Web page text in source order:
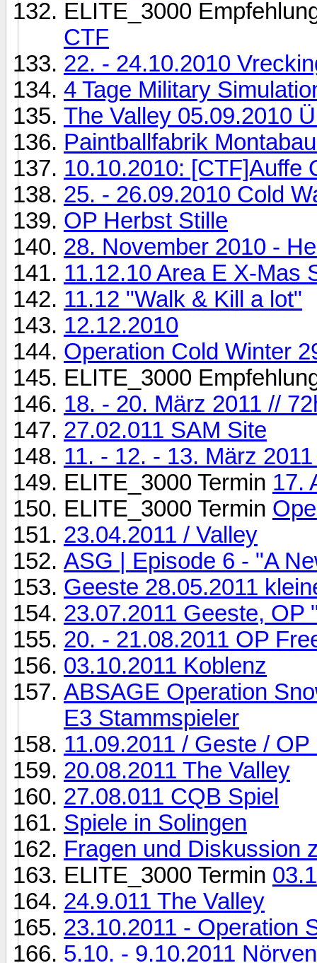
ELITE_3000
CTF
22. - 24.10.2010
4 Tage Military
The Valley 05.09.2010
Paintballfabrik
10.10.2010: [CTF]Auffe
25. - 26.09.2010 Cold
OP Herbst Stille
28. November 2010 -
11.12.10 Area E X-Mas
11.12 "Walk & Kill a lot"
12.12.2010
Operation Cold Winter
ELITE_3000
18. - 20. März 2011 //
27.02.011 SAM Site
11. - 12. - 13. März
ELITE_3000 Termin 17.
ELITE_3000 Termin
23.04.2011 / Valley
ASG | Episode 6 - "A
Geeste 28.05.2011
23.07.2011 Geeste, OP
20. - 21.08.2011 OP
03.10.2011 Koblenz
ABSAGE Operation
E3 Stammspieler
11.09.2011 / Geste /
20.08.2011 The Valley
27.08.011 CQB Spiel
Spiele in Solingen
Fragen und Diskussion
ELITE_3000 Termin
24.9.011 The Valley
23.10.2011 - Operation
5.10. - 9.10.2011